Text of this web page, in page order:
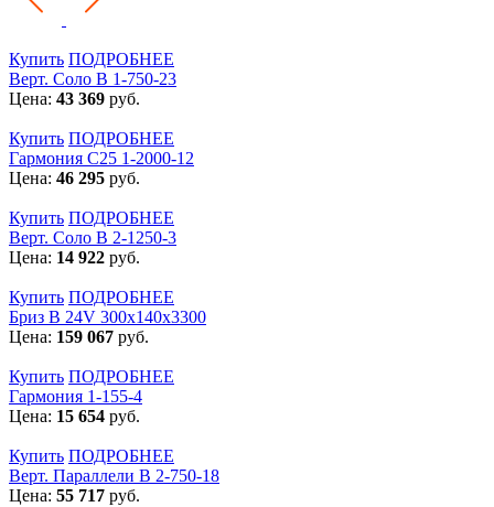
Купить ПОДРОБНЕЕ
Верт. Соло В 1-750-23
Цена: 43 369 руб.
Купить ПОДРОБНЕЕ
Гармония С25 1-2000-12
Цена: 46 295 руб.
Купить ПОДРОБНЕЕ
Верт. Соло В 2-1250-3
Цена: 14 922 руб.
Купить ПОДРОБНЕЕ
Бриз В 24V 300x140x3300
Цена: 159 067 руб.
Купить ПОДРОБНЕЕ
Гармония 1-155-4
Цена: 15 654 руб.
Купить ПОДРОБНЕЕ
Верт. Параллели В 2-750-18
Цена: 55 717 руб.